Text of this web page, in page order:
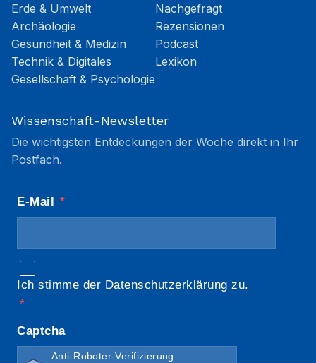
Erde & Umwelt
Archäologie
Gesundheit & Medizin
Technik & Digitales
Gesellschaft & Psychologie
Nachgefragt
Rezensionen
Podcast
Lexikon
Wissenschaft-Newsletter
Die wichtigsten Entdeckungen der Woche direkt in Ihr
Postfach.